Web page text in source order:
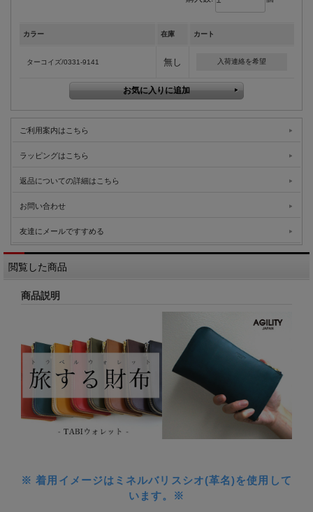
カラー 在庫 カート
ターコイズ/0331-9141 無し 入荷連絡を希望
ご利用案内はこちら
ラッピングはこちら
返品についての詳細はこちら
お問い合わせ
友達にメールですすめる
閲覧した商品
商品説明
※ 着用イメージはミネルバリスシオ(革名)を使用して
います。※